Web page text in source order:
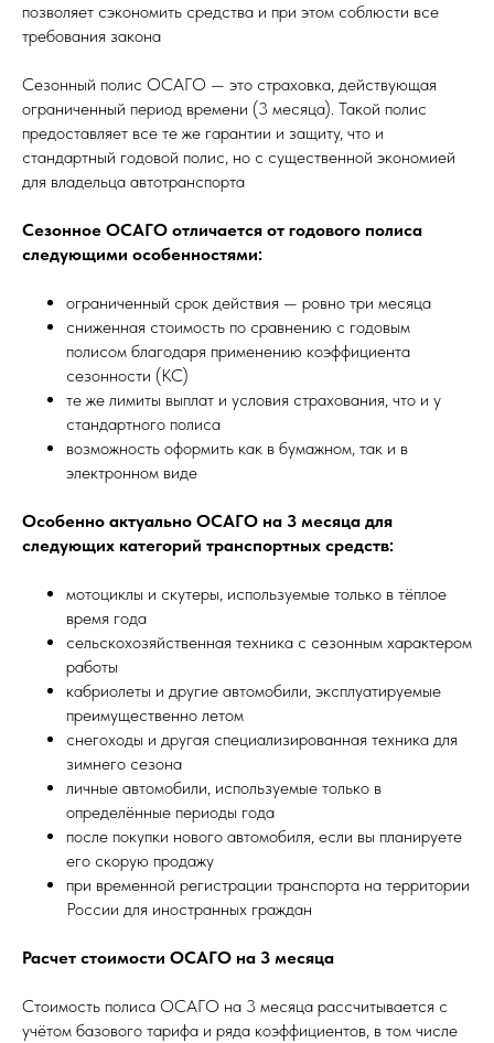
позволяет сэкономить средства и при этом соблюсти все
требования закона
Сезонный полис ОСАГО — это страховка, действующая
ограниченный период времени (3 месяца). Такой полис
предоставляет все те же гарантии и защиту, что и
стандартный годовой полис, но с существенной экономией
для владельца автотранспорта
Сезонное ОСАГО отличается от годового полиса
следующими особенностями:
ограниченный срок действия — ровно три месяца
сниженная стоимость по сравнению с годовым
полисом благодаря применению коэффициента
сезонности (КС)
те же лимиты выплат и условия страхования, что и у
стандартного полиса
возможность оформить как в бумажном, так и в
электронном виде
Особенно актуально ОСАГО на 3 месяца для
следующих категорий транспортных средств:
мотоциклы и скутеры, используемые только в тёплое
время года
сельскохозяйственная техника с сезонным характером
работы
кабриолеты и другие автомобили, эксплуатируемые
преимущественно летом
снегоходы и другая специализированная техника для
зимнего сезона
личные автомобили, используемые только в
определённые периоды года
после покупки нового автомобиля, если вы планируете
его скорую продажу
при временной регистрации транспорта на территории
России для иностранных граждан
Расчет стоимости ОСАГО на 3 месяца
Стоимость полиса ОСАГО на 3 месяца рассчитывается с
учётом базового тарифа и ряда коэффициентов, в том числе